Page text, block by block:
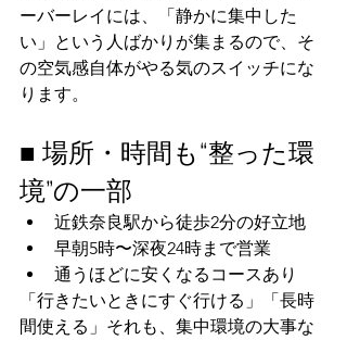
ーバーレイには、「静かに集中した
い」という人ばかりが集まるので、そ
の空気感自体がやる気のスイッチにな
ります。
■ 場所・時間も“整った環
境”の一部
近鉄奈良駅から徒歩2分の好立地
早朝5時〜深夜24時まで営業
通うほどに安くなるコースあり
「行きたいときにすぐ行ける」「長時
間使える」それも、集中環境の大事な